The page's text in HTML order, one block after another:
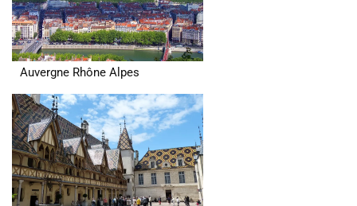
Auvergne Rhône Alpes